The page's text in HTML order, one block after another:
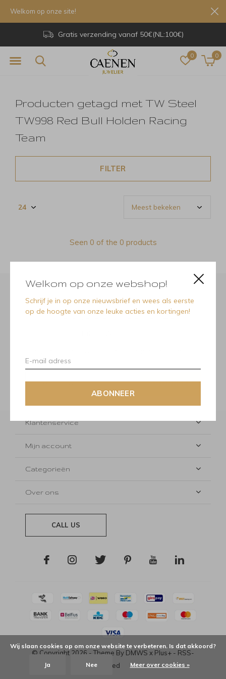
Welkom op onze webshop!
Schrijf je in op onze nieuwsbrief en wees als eerste
op de hoogte van onze leuke acties en kortingen!
ABONNEER
0 0
Gratis verzending vanaf 50€(NL:100€)
Welkom op onze site!
Producten getagd met TW Steel
TW998 Red Bull Holden Racing
Team
FILTER
Seen 0 of the 0 products
Meld je aan voor onze
ABONNEER
Klantenservice
Mijn account
Categorieën
Over ons
CALL US
© Copyright 2026 - Theme By DMWS x Plus+ - RSS-
feed
Wij slaan cookies op om onze website te verbeteren. Is dat akkoord?
Ja Nee Meer over cookies »